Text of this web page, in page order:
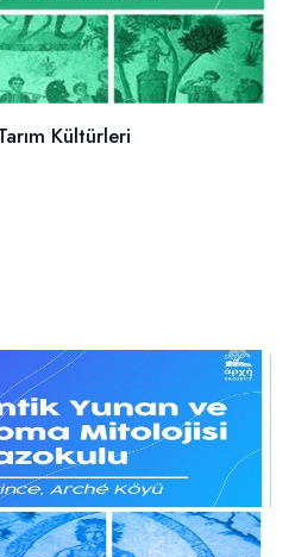
Kültürleri